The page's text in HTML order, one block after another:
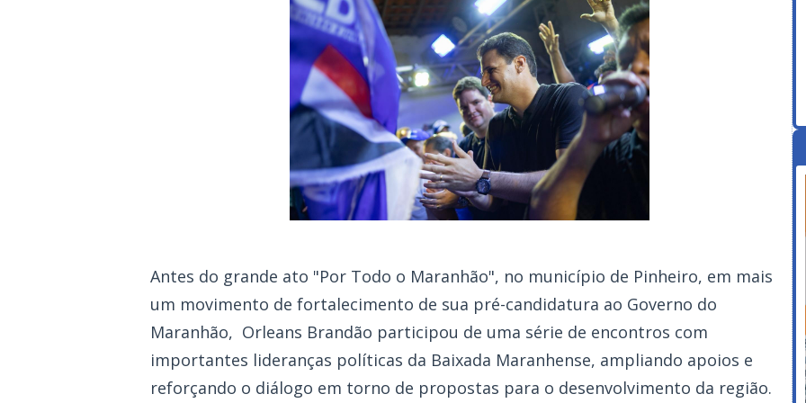
Antes do grande ato "Por Todo o Maranhão", no município de Pinheiro, em mais
um movimento de fortalecimento de sua pré-candidatura ao Governo do
Maranhão, Orleans Brandão participou de uma série de encontros com
importantes lideranças políticas da Baixada Maranhense, ampliando apoios e
reforçando o diálogo em torno de propostas para o desenvolvimento da região.